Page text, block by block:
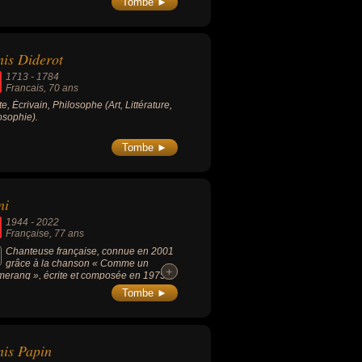
Diderot
1713 -1784
Francais, 70 ans
Écrivain, Philosophe (Art, Littérature,
Tombe ►
1944 -2022
Française, 77 ans
Chanteuse française, connue en 2001
grâce à la chanson « Comme un
», écrite et composée en 1975
Gainsbourg, et qu'elle interprète
avec Étienne Daho.
+
+
Tombe ►
Papin